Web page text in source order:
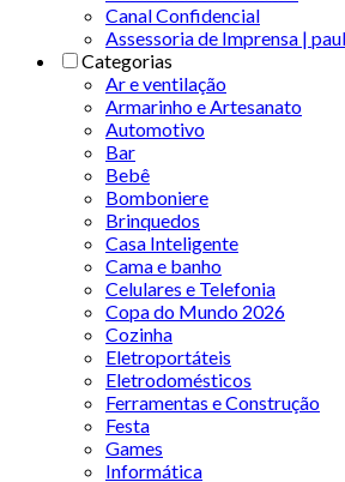
Canal Confidencial
Assessoria de Imprensa |
Categorias
Ar e ventilação
Armarinho e Artesanato
Automotivo
Bar
Bebê
Bomboniere
Brinquedos
Casa Inteligente
Cama e banho
Celulares e Telefonia
Copa do Mundo 2026
Cozinha
Eletroportáteis
Eletrodomésticos
Ferramentas e Construção
Festa
Games
Informática